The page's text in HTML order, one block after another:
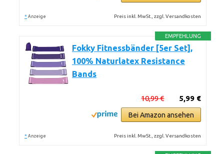
* Anzeige Preis inkl. MwSt., zzgl. Versandkosten
EMPFEHLUNG
Fokky Fitnessbänder [5er Set],
100% Naturlatex Resistance
Bands
5,99 €
10,99 €
Bei Amazon ansehen
* Anzeige Preis inkl. MwSt., zzgl. Versandkosten